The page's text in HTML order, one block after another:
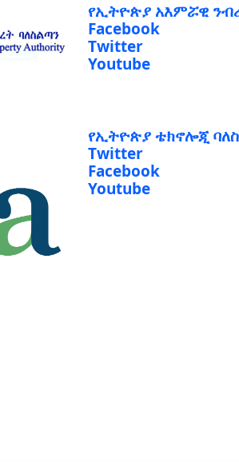
የኢትዮጵያ አእምሯዊ
Facebook
Twitter
Youtube
የኢትዮጵያ ቴክኖሎጂ
Twitter
Facebook
Youtube